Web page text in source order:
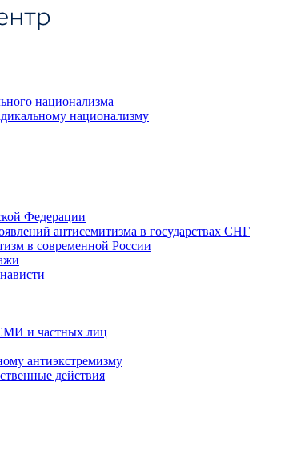
национализма
национализму
Федерации
антисемитизма в государствах СНГ
в современной России
и частных лиц
антиэкстремизму
действия